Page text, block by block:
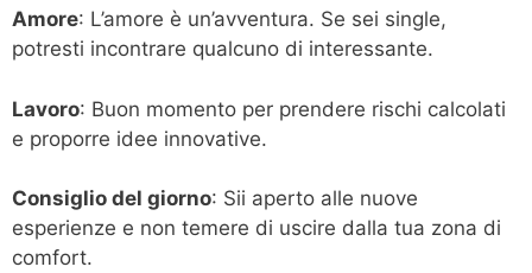
Amore: L’amore è un’avventura. Se sei single,
potresti incontrare qualcuno di interessante.
Lavoro: Buon momento per prendere rischi calcolati
e proporre idee innovative.
Consiglio del giorno: Sii aperto alle nuove
esperienze e non temere di uscire dalla tua zona di
comfort.